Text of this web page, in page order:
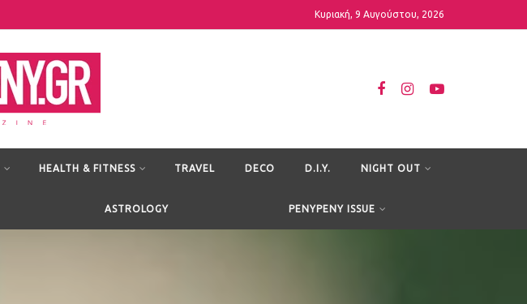
Κυριακή, 9 Αυγούστου, 2026
HEALTH & FITNESS TRAVEL DECO D.I.Y. NIGHT OUT
ASTROLOGY PENYPENY ISSUE